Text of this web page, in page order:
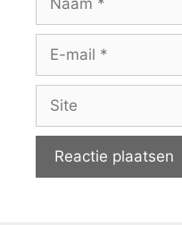
mail